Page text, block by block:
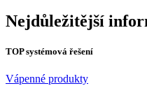
Nejdůležitější
TOP systémová řešení
Vápenné produkty